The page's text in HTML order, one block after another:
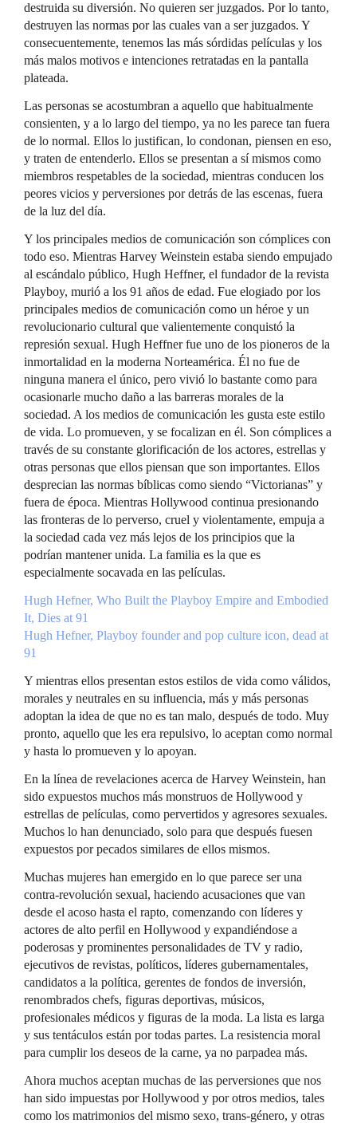
destruida su diversión. No quieren ser juzgados. Por lo tanto,
destruyen las normas por las cuales van a ser juzgados. Y
consecuentemente, tenemos las más sórdidas películas y los
más malos motivos e intenciones retratadas en la pantalla
plateada.
Las personas se acostumbran a aquello que habitualmente
consienten, y a lo largo del tiempo, ya no les parece tan fuera
de lo normal. Ellos lo justifican, lo condonan, piensen en eso,
y traten de entenderlo. Ellos se presentan a sí mismos como
miembros respetables de la sociedad, mientras conducen los
peores vicios y perversiones por detrás de las escenas, fuera
de la luz del día.
Y los principales medios de comunicación son cómplices con
todo eso. Mientras Harvey Weinstein estaba siendo empujado
al escándalo público, Hugh Heffner, el fundador de la revista
Playboy, murió a los 91 años de edad. Fue elogiado por los
principales medios de comunicación como un héroe y un
revolucionario cultural que valientemente conquistó la
represión sexual. Hugh Heffner fue uno de los pioneros de la
inmortalidad en la moderna Norteamérica. Él no fue de
ninguna manera el único, pero vivió lo bastante como para
ocasionarle mucho daño a las barreras morales de la
sociedad. A los medios de comunicación les gusta este estilo
de vida. Lo promueven, y se focalizan en él. Son cómplices a
través de su constante glorificación de los actores, estrellas y
otras personas que ellos piensan que son importantes. Ellos
desprecian las normas bíblicas como siendo “Victorianas” y
fuera de época. Mientras Hollywood continua presionando
las fronteras de lo perverso, cruel y violentamente, empuja a
la sociedad cada vez más lejos de los principios que la
podrían mantener unida. La familia es la que es
especialmente socavada en las películas.
Hugh Hefner, Who Built the Playboy Empire and Embodied
It, Dies at 91
Hugh Hefner, Playboy founder and pop culture icon, dead at
91
Y mientras ellos presentan estos estilos de vida como válidos,
morales y neutrales en su influencia, más y más personas
adoptan la idea de que no es tan malo, después de todo. Muy
pronto, aquello que les era repulsivo, lo aceptan como normal
y hasta lo promueven y lo apoyan.
En la línea de revelaciones acerca de Harvey Weinstein, han
sido expuestos muchos más monstruos de Hollywood y
estrellas de películas, como pervertidos y agresores sexuales.
Muchos lo han denunciado, solo para que después fuesen
expuestos por pecados similares de ellos mismos.
Muchas mujeres han emergido en lo que parece ser una
contra-revolución sexual, haciendo acusaciones que van
desde el acoso hasta el rapto, comenzando con líderes y
actores de alto perfil en Hollywood y expandiéndose a
poderosas y prominentes personalidades de TV y radio,
ejecutivos de revistas, políticos, líderes gubernamentales,
candidatos a la política, gerentes de fondos de inversión,
renombrados chefs, figuras deportivas, músicos,
profesionales médicos y figuras de la moda. La lista es larga
y sus tentáculos están por todas partes. La resistencia moral
para cumplir los deseos de la carne, ya no parpadea más.
Ahora muchos aceptan muchas de las perversiones que nos
han sido impuestas por Hollywood y por otros medios, tales
como los matrimonios del mismo sexo, trans-género, y otras